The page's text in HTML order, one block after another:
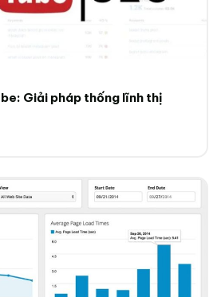
Giải pháp thống lĩnh thị